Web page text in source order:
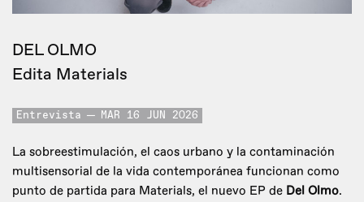
DEL OLMO
Edita Materials
Entrevista MAR 16 JUN 2026
La sobreestimulación, el caos urbano y la contaminación
multisensorial de la vida contemporánea funcionan como
punto de partida para Materials, el nuevo EP de Del Olmo.